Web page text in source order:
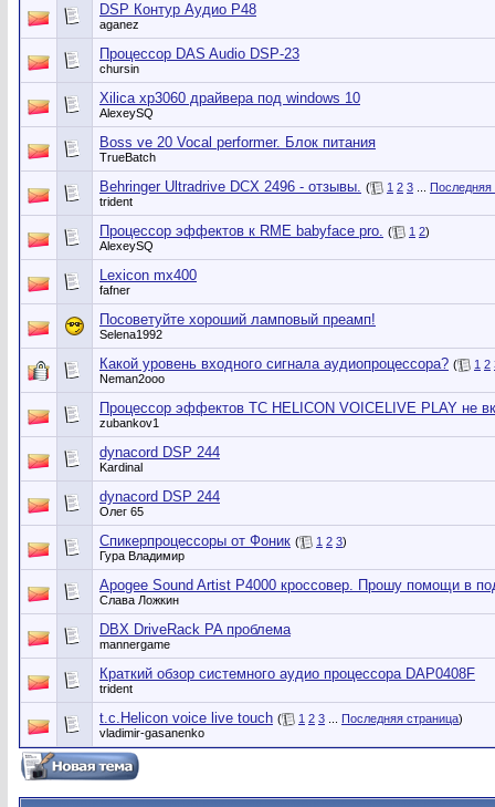
DSP Контур Аудио P48
aganez
Процессор DAS Audio DSP-23
chursin
Xilica xp3060 драйвера под windows 10
AlexeySQ
Boss ve 20 Vocal performer. Блок питания
TrueBatch
Behringer Ultradrive DCX 2496 - отзывы. ( 1 2 3
Последняя
trident
Процессор эффектов к RME babyface pro. ( 1 2)
AlexeySQ
Lexicon mx400
fafner
Посоветуйте хороший ламповый преамп!
Selena1992
Какой уровень входного сигнала аудиопроцессора? ( 1 2
Neman2ooo
Процессор эффектов TC HELICON VOICELIVE PLAY не
zubankov1
dynacord DSP 244
Kardinal
dynacord DSP 244
Олег 65
Спикерпроцессоры от Фоник ( 1 2 3)
Гура Владимир
Apogee Sound Artist P4000 кроссовер. Прошу помощи в
Слава Ложкин
DBX DriveRack PA проблема
mannergame
Краткий обзор системного аудио процессора DAP0408F
trident
t.c.Helicon voice live touch ( 1 2 3 Последняя страница)
vladimir-gasanenko